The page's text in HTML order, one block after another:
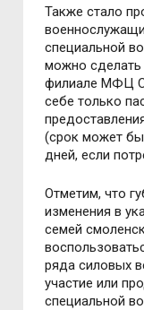
Также стало
специальной
можно сделать
филиале МФЦ
себе только
(срок может
дней, если
Отметим, что
изменения в
семей
ряда силовых
участие или
специальной